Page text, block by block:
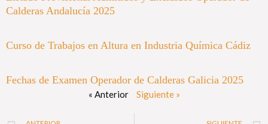
Calderas Andalucía 2025
Curso de Trabajos en Altura en Industria Química Cádiz
Fechas de Examen Operador de Calderas Galicia 2025
« Anterior Siguiente »